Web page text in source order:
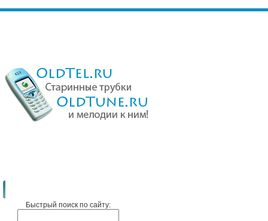
Быстрый поиск по сайту: